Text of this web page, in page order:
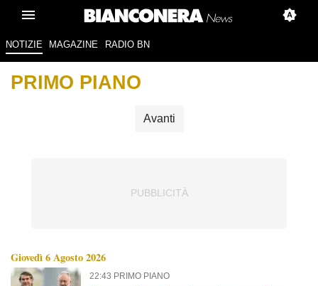
NOTIZIE MAGAZINE RADIO BN
PRIMO PIANO
Avanti
Giovedì 6 Agosto 2026
22:43 PRIMO PIANO